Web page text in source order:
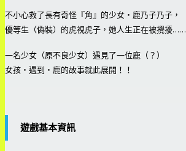
不小心救了長有奇怪『角』的少女・鹿乃子乃子，
優等生（偽裝）的虎視虎子，她人生正在被攪擾……
一名少女（原不良少女）遇見了一位鹿（？）
女孩・遇到・鹿的故事就此展開！！
遊戲基本資訊